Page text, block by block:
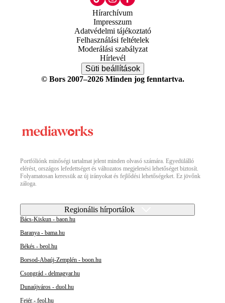
Hírarchívum
Impresszum
Adatvédelmi tájékoztató
Felhasználási feltételek
Moderálási szabályzat
Hírlevél
Süti beállítások
© Bors 2007–2026 Minden jog fenntartva.
Portfóliónk minőségi tartalmat jelent minden olvasó számára. Egyedülálló
elérést, országos lefedettséget és változatos megjelenési lehetőséget biztosít.
Folyamatosan keressük az új irányokat és fejlődési lehetőségeket. Ez jövőnk
záloga.
Regionális hírportálok
Bács-Kiskun - baon.hu
Baranya - bama.hu
Békés - beol.hu
Borsod-Abaúj-Zemplén - boon.hu
Csongrád - delmagyar.hu
Dunaújváros - duol.hu
Fejér - feol.hu